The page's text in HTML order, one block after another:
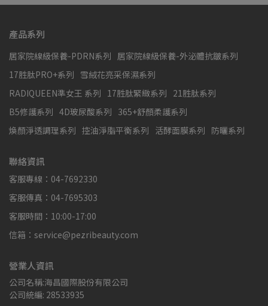
產品系列
居家院線級保養-PDRN系列 居家院線級保養-外泌體抗皺系列
17胜肽PRO+系列 雪絨花亮采保濕系列
RADIQUEEN準女王 系列 17胜肽緊緻系列 21胜肽系列
B5修護系列 4D玻尿酸系列 365+舒顏柔護系列
煥顏淨透調理系列 控油淨脂平衡系列 活酵面膜系列 防曬系列
聯絡資訊
客服專線：04-7692330
客服傳真：04-7695303
客服時間：10:00-17:00
信箱：service@pezribeauty.com
營業人資訊
公司名稱:海昌國際股份有限公司
公司統編: 28533935